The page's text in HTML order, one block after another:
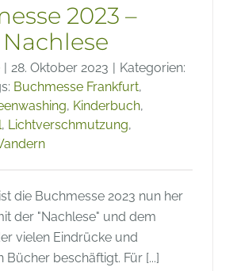
2023 –
| 28. Oktober 2023 | Kategorien:
Buchmesse Frankfurt,
, Kinderbuch,
, Lichtverschmutzung,
die Buchmesse 2023 nun her
der "Nachlese" und dem
vielen Eindrücke und
Bücher beschäftigt. Für [...]